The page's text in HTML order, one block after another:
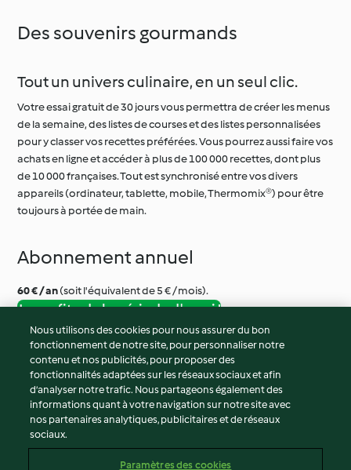
Des souvenirs gourmands
Tout un univers culinaire, en un seul clic.
Votre essai gratuit de 30 jours vous permettra de créer les menus
de la semaine, des listes de courses et des listes personnalisées
pour y classer vos recettes préférées. Vous pourrez aussi faire vos
achats en ligne et accéder à plus de 100 000 recettes, dont plus
de 10 000 françaises. Tout est synchronisé entre vos divers
appareils (ordinateur, tablette, mobile, Thermomix®) pour être
toujours à portée de main.
Abonnement annuel
60 € / an(soit l'équivalent de 5 € / mois).
Je profite de la période d'essai !
© Copyright 2026
Conditions d'utilisation
Politique de confidentialité
Non-responsabilité
Mentions légales
Nous utilisons des cookies pour nous assurer du bon
fonctionnement de notre site, pour personnaliser notre
contenu et nos publicités, pour proposer des
fonctionnalités adaptées sur les réseaux sociaux et afin
d’analyser notre trafic. Nous partageons également des
informations quant à votre navigation sur notre site avec
nos partenaires analytiques, publicitaires et de réseaux
sociaux.
Paramètres des cookies